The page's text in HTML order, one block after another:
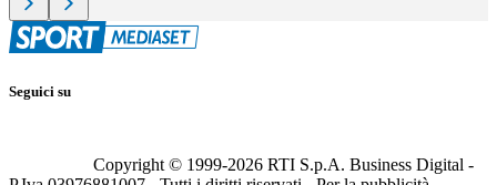
Seguici su
Copyright © 1999-2026 RTI S.p.A. Business Digital -